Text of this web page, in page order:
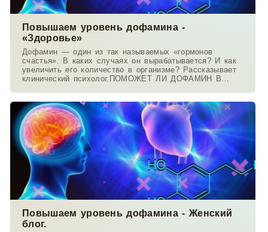
Повышаем уровень дофамина -
«Здоровье»
Дофамин — один из так называемых «гормонов
счастья». В каких случаях он вырабатывается? И как
увеличить его количество в организме? Рассказывает
клинический психолог.ПОМОЖЕТ ЛИ ДОФАМИН В
Повышаем уровень дофамина - Женский
блог.